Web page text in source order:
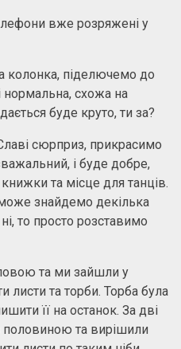
вже розряжені у
колонка, піделючемо до
нормальна, схожа на
буде круто, ти за?
сюрприз, прикрасимо
і буде добре,
та місце для танців.
знайдемо декілька
то просто розставимо
та ми зайшли у
листи та торби. Торба була
її на останок. За дві
та вирішили